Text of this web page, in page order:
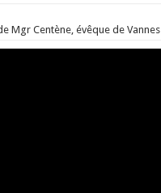
Mgr Centène, évêque de Vannes